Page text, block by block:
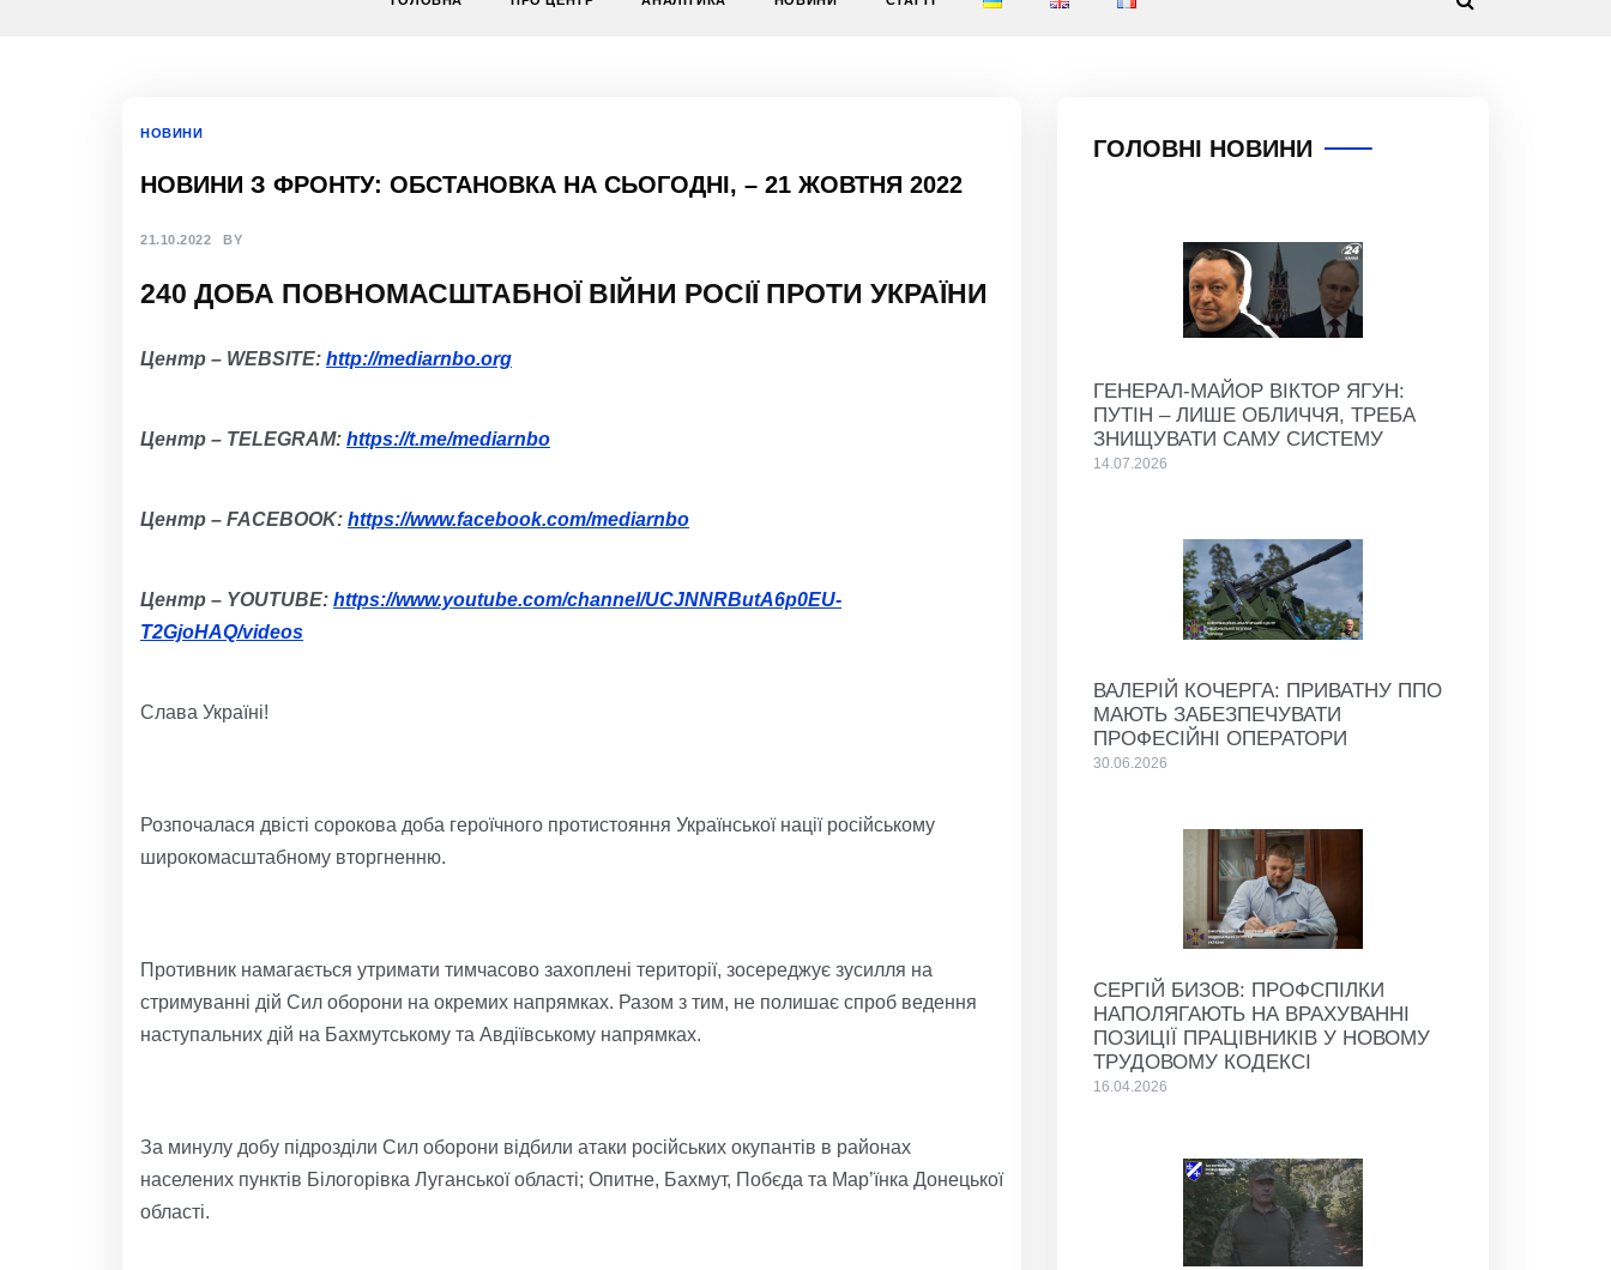
НОВИНИ
НОВИНИ З ФРОНТУ: ОБСТАНОВКА НА СЬОГОДНІ, – 21 ЖОВТНЯ 2022
21.10.2022 BY
240 ДОБА ПОВНОМАСШТАБНОЇ ВІЙНИ РОСІЇ ПРОТИ УКРАЇНИ
Центр – WEBSITE: http://mediarnbo.org
Центр – TELEGRAM: https://t.me/mediarnbo
Центр – FACEBOOK: https://www.facebook.com/mediarnbo
Центр – YOUTUBE: https://www.youtube.com/channel/UCJNNRButA6p0EU-
T2GjoHAQ/videos
Слава Україні!
Розпочалася двісті сорокова доба героїчного протистояння Української нації російському
широкомасштабному вторгненню.
Противник намагається утримати тимчасово захоплені території, зосереджує зусилля на
стримуванні дій Сил оборони на окремих напрямках. Разом з тим, не полишає спроб ведення
наступальних дій на Бахмутському та Авдіївському напрямках.
За минулу добу підрозділи Сил оборони відбили атаки російських окупантів в районах
населених пунктів Білогорівка Луганської області; Опитне, Бахмут, Побєда та Мар’їнка Донецької
області.
ГОЛОВНІ НОВИНИ
ГЕНЕРАЛ-МАЙОР ВІКТОР ЯГУН:
ПУТІН – ЛИШЕ ОБЛИЧЧЯ, ТРЕБА
ЗНИЩУВАТИ САМУ СИСТЕМУ
14.07.2026
ВАЛЕРІЙ КОЧЕРГА: ПРИВАТНУ ППО
МАЮТЬ ЗАБЕЗПЕЧУВАТИ
ПРОФЕСІЙНІ ОПЕРАТОРИ
30.06.2026
СЕРГІЙ БИЗОВ: ПРОФСПІЛКИ
НАПОЛЯГАЮТЬ НА ВРАХУВАННІ
ПОЗИЦІЇ ПРАЦІВНИКІВ У НОВОМУ
ТРУДОВОМУ КОДЕКСІ
16.04.2026